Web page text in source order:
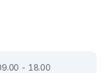
- 18.00